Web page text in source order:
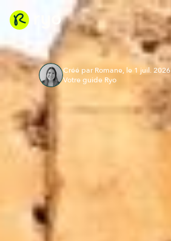
Créé par Romane, le 1 juil. 2026
Votre guide Ryo